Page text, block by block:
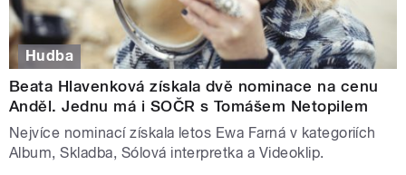
Hudba
Beata Hlavenková získala dvě nominace na cenu
Anděl. Jednu má i SOČR s Tomášem Netopilem
Nejvíce nominací získala letos Ewa Farná v kategoriích
Album, Skladba, Sólová interpretka a Videoklip.